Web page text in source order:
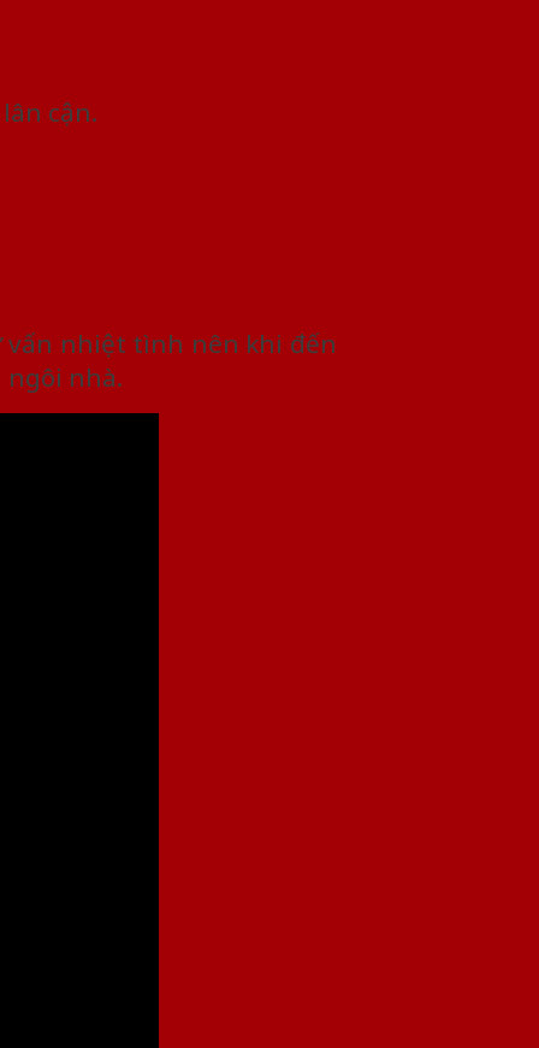
cận.
vấn nhiệt tình nên khi đến
ngôi nhà.